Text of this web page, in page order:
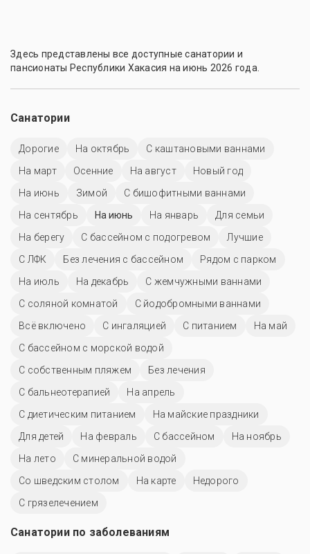
Здесь представлены все доступные санатории и
пансионаты Республики Хакасия на июнь 2026 года.
Санатории
Дорогие На октябрь
С каштановыми ваннами
На март
Осенние На август
Новый год
На июнь
Зимой
С бишофитными ваннами
На сентябрь
На июнь На январь
Для семьи
На берегу
С бассейном с подогревом
Лучшие
С ЛФК
Без лечения с бассейном
Рядом с парком
На июль
На декабрь
С жемчужными ваннами
С соляной комнатой
С йодобромными ваннами
Всё включено
С ингаляцией С питанием
На май
С бассейном с морской водой
С собственным пляжем
Без лечения
С бальнеотерапией
На апрель
С диетическим питанием
На майские праздники
Для детей
На февраль C бассейном
На ноябрь
На лето
С минеральной водой
Со шведским столом
На карте
Недорого
С грязелечением
Санатории по заболеваниям